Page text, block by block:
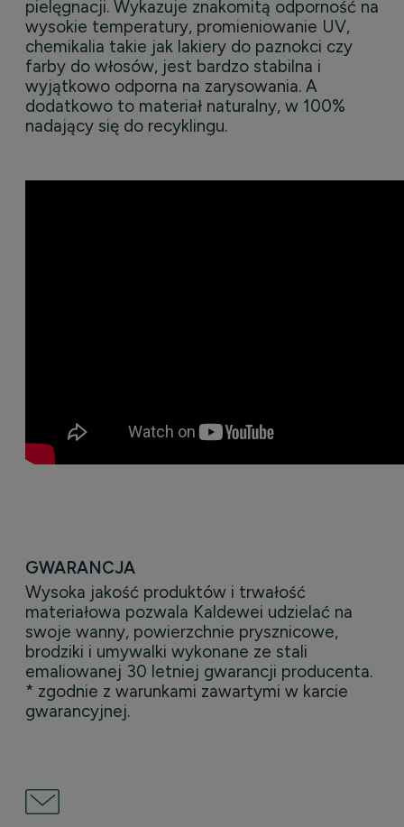
pielęgnacji. Wykazuje znakomitą odporność na
wysokie temperatury, promieniowanie UV,
chemikalia takie jak lakiery do paznokci czy
farby do włosów, jest bardzo stabilna i
wyjątkowo odporna na zarysowania. A
dodatkowo to materiał naturalny, w 100%
nadający się do recyklingu.
GWARANCJA
Wysoka jakość produktów i trwałość
materiałowa pozwala Kaldewei udzielać na
swoje wanny, powierzchnie prysznicowe,
brodziki i umywalki wykonane ze stali
emaliowanej 30 letniej gwarancji producenta.
* zgodnie z warunkami zawartymi w karcie
gwarancyjnej.